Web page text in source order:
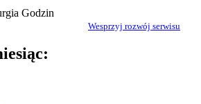
Wesprzyj rozwój serwisu